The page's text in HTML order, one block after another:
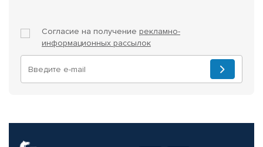
Согласие на получение рекламно-
информационных рассылок